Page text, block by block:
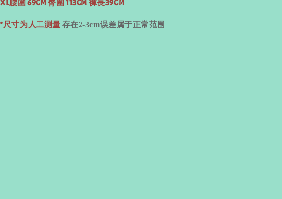
XL腰圍 69CM 臀圍 113CM 褲長39CM
*尺寸为人工测量 存在2-3cm误差属于正常范围